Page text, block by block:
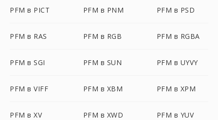
PFM в PICT PFM в PNM PFM в PSD
PFM в RAS PFM в RGB PFM в RGBA
PFM в SGI PFM в SUN PFM в UYVY
PFM в VIFF PFM в XBM PFM в XPM
PFM в XV PFM в XWD PFM в YUV